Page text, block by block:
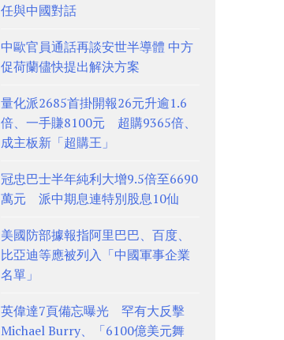
任與中國對話
中歐官員通話再談安世半導體 中方
促荷蘭儘快提出解決方案
量化派2685首掛開報26元升逾1.6
倍、一手賺8100元 超購9365倍、
成主板新「超購王」
冠忠巴士半年純利大增9.5倍至6690
萬元 派中期息連特別股息10仙
美國防部據報指阿里巴巴、百度、
比亞迪等應被列入「中國軍事企業
名單」
英偉達7頁備忘曝光 罕有大反擊
Michael Burry、「6100億美元舞